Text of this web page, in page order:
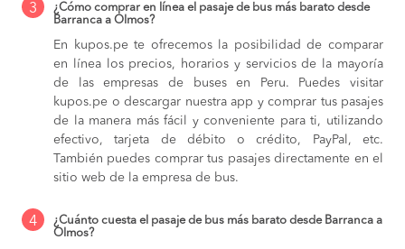
3
¿Cómo comprar en línea el pasaje de bus más barato desde
Barranca a Olmos?
En kupos.pe te ofrecemos la posibilidad de comparar
en línea los precios, horarios y servicios de la mayoría
de las empresas de buses en Peru. Puedes visitar
kupos.pe o descargar nuestra app y comprar tus pasajes
de la manera más fácil y conveniente para ti, utilizando
efectivo, tarjeta de débito o crédito, PayPal, etc.
También puedes comprar tus pasajes directamente en el
sitio web de la empresa de bus.
4
¿Cuánto cuesta el pasaje de bus más barato desde Barranca a
Olmos?